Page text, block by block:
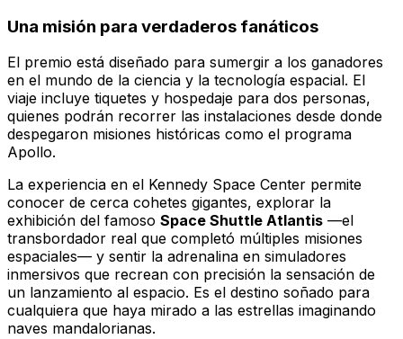
Una misión para verdaderos fanáticos
El premio está diseñado para sumergir a los ganadores
en el mundo de la ciencia y la tecnología espacial. El
viaje incluye tiquetes y hospedaje para dos personas,
quienes podrán recorrer las instalaciones desde donde
despegaron misiones históricas como el programa
Apollo.
La experiencia en el Kennedy Space Center permite
conocer de cerca cohetes gigantes, explorar la
exhibición del famoso Space Shuttle Atlantis —el
transbordador real que completó múltiples misiones
espaciales— y sentir la adrenalina en simuladores
inmersivos que recrean con precisión la sensación de
un lanzamiento al espacio. Es el destino soñado para
cualquiera que haya mirado a las estrellas imaginando
naves mandalorianas.